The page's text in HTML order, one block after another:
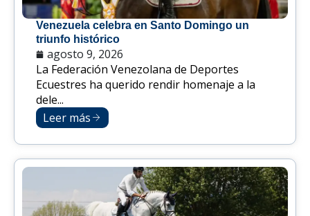
Venezuela celebra en Santo Domingo un
triunfo histórico
agosto 9, 2026
La Federación Venezolana de Deportes
Ecuestres ha querido rendir homenaje a la
dele...
Leer más